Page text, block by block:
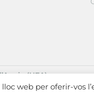
(UEA)
– Igualada
web per oferir-vos